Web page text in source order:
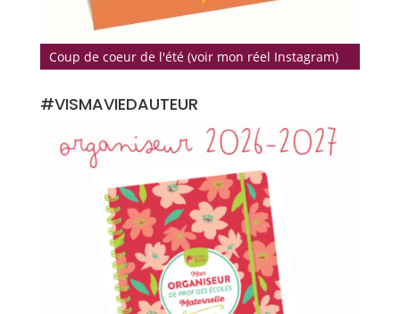
Coup de coeur de l'été (voir mon réel Instagram)
#VISMAVIEDAUTEUR